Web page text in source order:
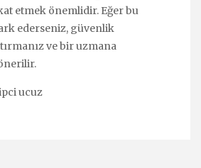
etmek önemlidir. Eğer bu
ederseniz, güvenlik
ve bir uzmana
ucuz